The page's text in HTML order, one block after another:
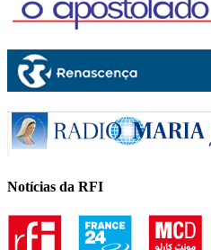
Notícias da RFI